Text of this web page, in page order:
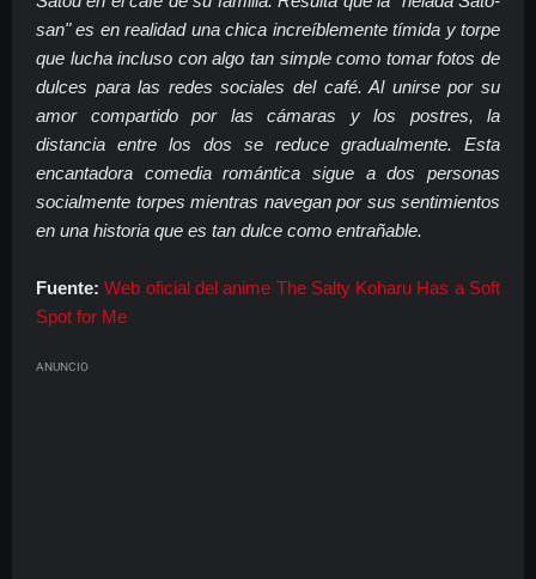
san" es en realidad una chica increíblemente tímida y torpe
que lucha incluso con algo tan simple como tomar fotos de
dulces para las redes sociales del café. Al unirse por su
amor compartido por las cámaras y los postres, la
distancia entre los dos se reduce gradualmente. Esta
encantadora comedia romántica sigue a dos personas
socialmente torpes mientras navegan por sus sentimientos
en una historia que es tan dulce como entrañable.
Fuente: Web oficial del anime The Salty Koharu Has a Soft
Spot for Me
ANUNCIO